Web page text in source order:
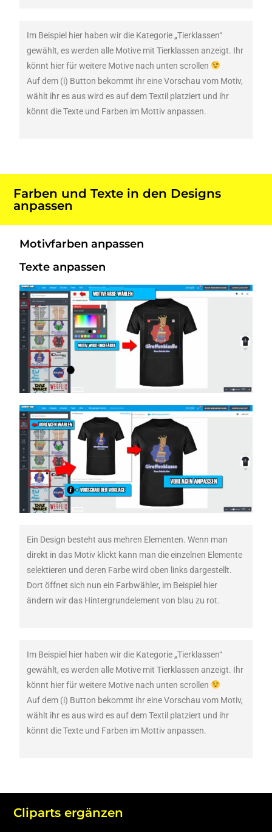
Im Beispiel hier haben wir die Kategorie „Tierklassen“
gewählt, es werden alle Motive mit Tierklassen anzeigt. Ihr
könnt hier für weitere Motive nach unten scrollen
Auf dem (i) Button bekommt ihr eine Vorschau vom Motiv,
wählt ihr es aus wird es auf dem Textil platziert und ihr
könnt die Texte und Farben im Mottiv anpassen.
Farben und Texte in den Designs
anpassen
Motivfarben anpassen
Texte anpassen
Ein Design besteht aus mehren Elementen. Wenn man
direkt in das Motiv klickt kann man die einzelnen Elemente
selektieren und deren Farbe wird oben links dargestellt.
Dort öffnet sich nun ein Farbwähler, im Beispiel hier
ändern wir das Hintergrundelement von blau zu rot.
Im Beispiel hier haben wir die Kategorie „Tierklassen“
gewählt, es werden alle Motive mit Tierklassen anzeigt. Ihr
könnt hier für weitere Motive nach unten scrollen
Auf dem (i) Button bekommt ihr eine Vorschau vom Motiv,
wählt ihr es aus wird es auf dem Textil platziert und ihr
könnt die Texte und Farben im Mottiv anpassen.
Cliparts ergänzen